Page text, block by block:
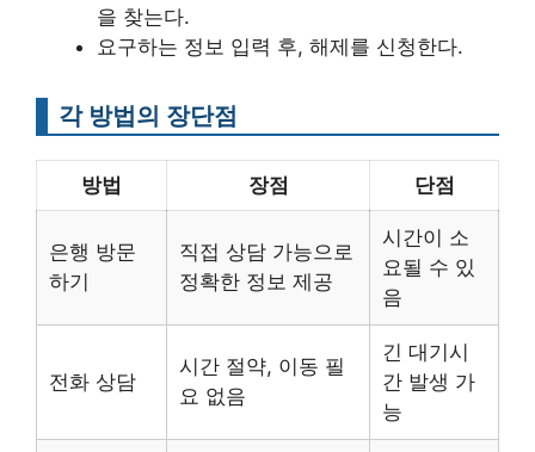
을 찾는다.
요구하는 정보 입력 후, 해제를 신청한다.
각 방법의 장단점
방법 장점 단점
은행 방문
하기
직접 상담 가능으로
정확한 정보 제공
시간이 소
요될 수 있
음
전화 상담
시간 절약, 이동 필
요 없음
긴 대기시
간 발생 가
능